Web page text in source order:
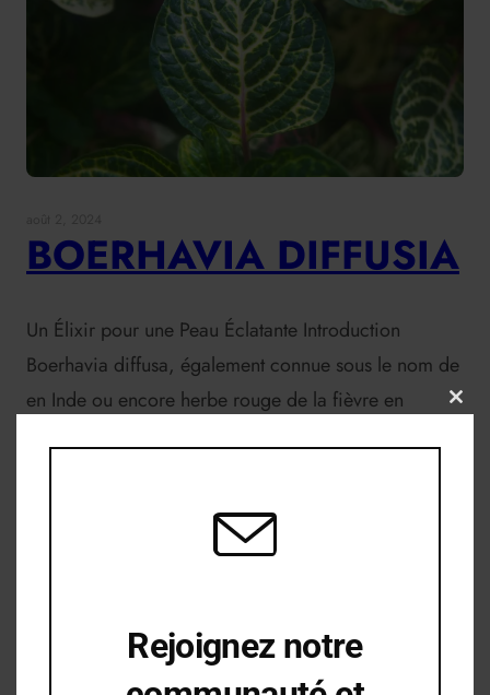
BOERHAVIA DIFFUSIA
Un Élixir pour une Peau Éclatante Introduction
Boerhavia diffusa, également connue sous le nom de
en Inde ou encore herbe rouge de la fièvre en
diffusa est reconnue pour ses propriétés médicinales
Rejoignez notre